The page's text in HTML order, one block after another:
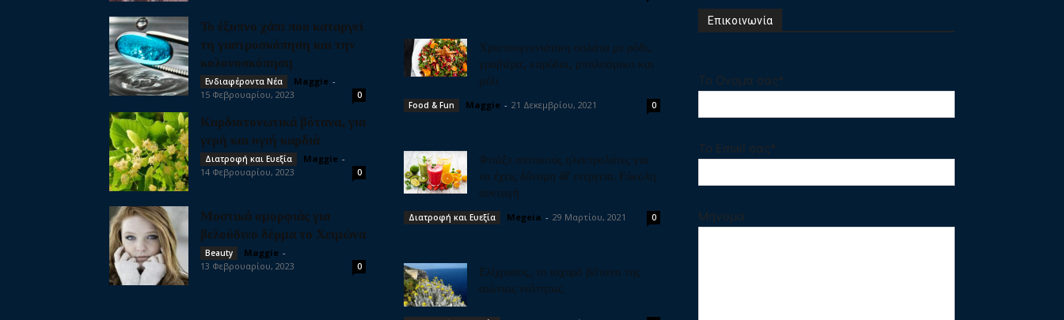
Το έξυπνο χάπι που καταργεί
τη γαστροσκόπηση και την
κολονοσκόπηση
Ενδιαφέροντα Νέα Maggie -
15 Φεβρουαρίου, 2023
0
Καρδιοτονωτικά βότανα, για
γερή και υγιή καρδιά
Διατροφή και Ευεξία Maggie -
14 Φεβρουαρίου, 2023
0
Μυστικά ομορφιάς για
βελούδινο δέρμα το Χειμώνα
Beauty Maggie -
13 Φεβρουαρίου, 2023
0
Χριστουγεννιάτικη σαλάτα με ρόδι,
γραβιέρα, καρύδια, μπαλσάμικο και
μέλι
Food & Fun Maggie - 21 Δεκεμβρίου, 2021 0
Φτιάξε σπιτικούς ηλεκτρολύτες για
να έχεις δύναμη & ενέργεια. Εύκολη
συνταγή
Διατροφή και Ευεξία Megeia - 29 Μαρτίου, 2021 0
Ελίχρυσος, το ισχυρό βότανο της
αιώνιας νεότητας
Επικοινωνία
Το Ονομα σας*
Το Email σας*
Μηνυμα